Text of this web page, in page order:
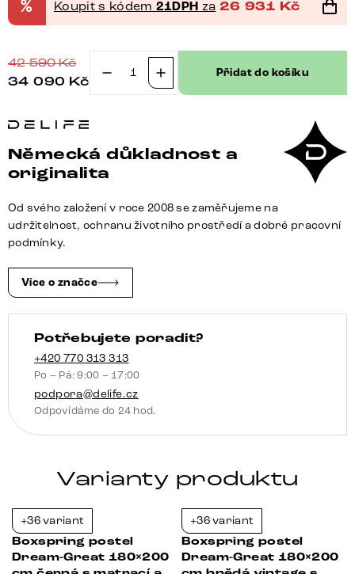
% Koupit s kódem 21DPH za 26 931 Kč
42 590Kč
34 090 Kč
Boxspring
160x200
cm
mikrovlákno
antracitová
taštičkovou
pružinovou
matrací
a
visco
topperem
množství
Přidat do košíku
Německá důkladnost a
originalita
Od svého založení v roce 2008 se zaměřujeme na
udržitelnost, ochranu životního prostředí a dobré pracovní
podmínky.
Více o značce
Potřebujete poradit?
+420 770 313 313
Po – Pá: 9:00 – 17:00
podpora@delife.cz
Odpovídáme do 24 hod.
Varianty produktu
+36 variant
Boxspring postel
Dream-Great 180×200
+36 variant
Boxspring postel
Dream-Great 180×200